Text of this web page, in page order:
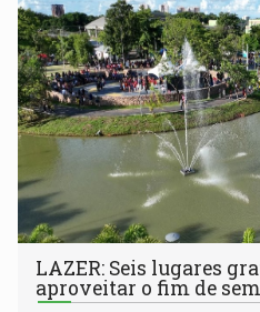
LAZER: Seis lugares
aproveitar o fim de